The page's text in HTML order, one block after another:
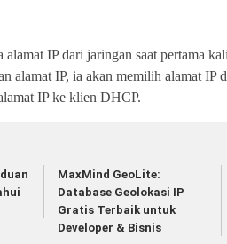
IP dari jaringan saat pertama
alamat IP, ia akan memilih alamat IP
IP ke klien DHCP.
MaxMind GeoLite:
Database Geolokasi IP
Gratis Terbaik untuk
Developer & Bisnis